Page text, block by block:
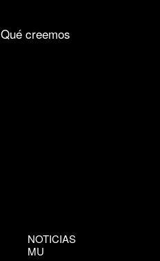
Qué creemos
NOTICIAS
MU